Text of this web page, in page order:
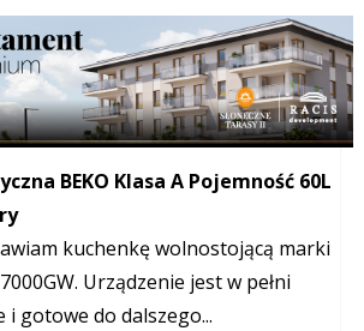
BEKO Klasa A Pojemność 60L
kuchenkę wolnostojącą marki
Urządzenie jest w pełni
i gotowe do dalszego...